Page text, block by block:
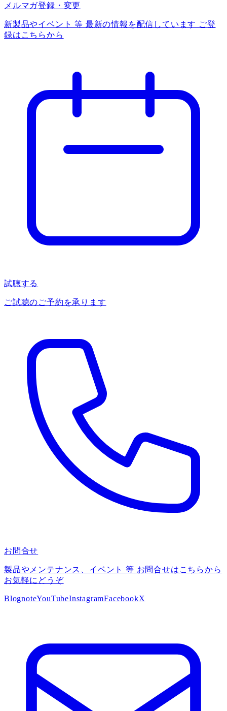
メルマガ登録・変更
新製品やイベント 等 最新の情報を配信しています ご登
録はこちらから
試聴する
ご試聴のご予約を承ります
お問合せ
製品やメンテナンス、イベント 等 お問合せはこちらから
お気軽にどうぞ
BlognoteYouTubeInstagramFacebookX